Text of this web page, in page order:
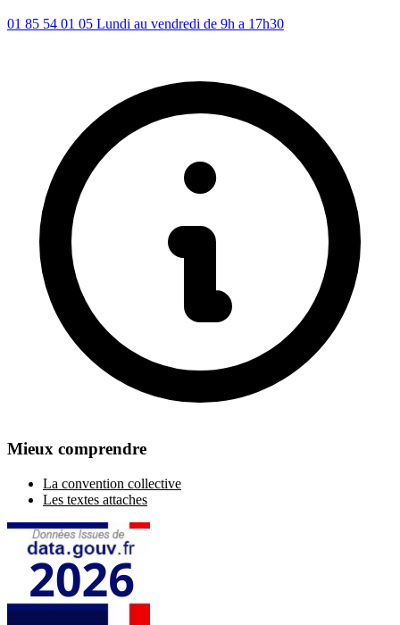
01 85 54 01 05 Lundi au vendredi de 9h a 17h30
Mieux comprendre
La convention collective
Les textes attaches